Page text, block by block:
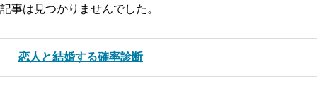
記事は見つかりませんでした。
恋人と結婚する確率診断